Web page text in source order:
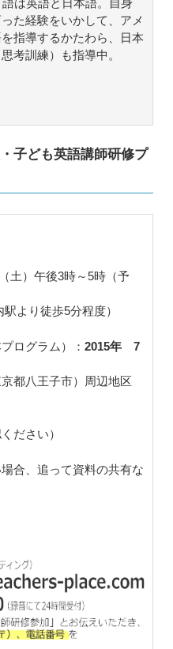
た経験をいかして、アメ
指導するかたわら、日本
考訓練）も指導中。
子ども英語講師研修プ
土）午後3時～5時（予
より徒歩5分程度）
ログラム）：2015年 7
都八王子市）周辺地区
ださい）
合、追って資料の共有な